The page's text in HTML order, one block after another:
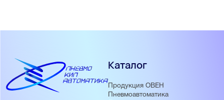
Каталог
Продукция ОВЕН
Пневмоавтоматика